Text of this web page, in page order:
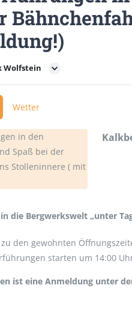
Wolfstein
Wetter
die Bergwerkswelt „unter
den gewohnten
starten um 14:00
ist eine Anmeldung unter